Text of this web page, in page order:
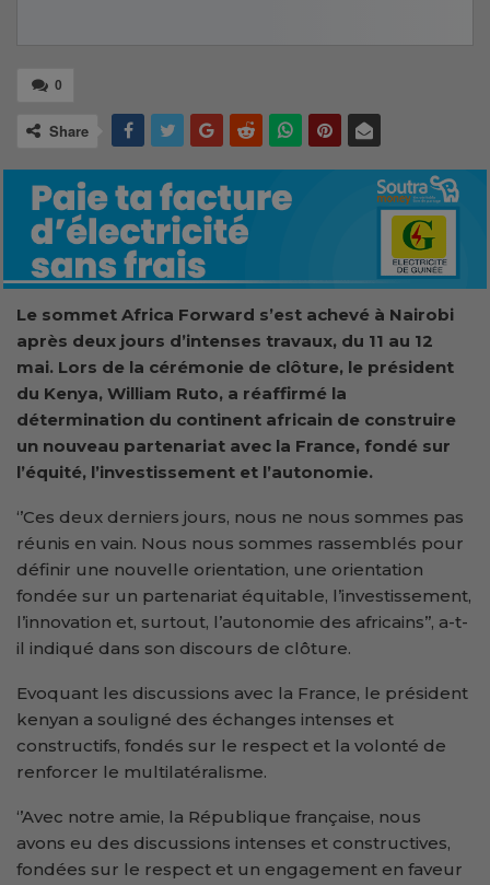
0
Share
Le sommet Africa Forward s’est achevé à Nairobi
après deux jours d’intenses travaux, du 11 au 12
mai. Lors de la cérémonie de clôture, le président
du Kenya, William Ruto, a réaffirmé la
détermination du continent africain de construire
un nouveau partenariat avec la France, fondé sur
l’équité, l’investissement et l’autonomie.
‘’Ces deux derniers jours, nous ne nous sommes pas
réunis en vain. Nous nous sommes rassemblés pour
définir une nouvelle orientation, une orientation
fondée sur un partenariat équitable, l’investissement,
l’innovation et, surtout, l’autonomie des africains’’, a-t-
il indiqué dans son discours de clôture.
Evoquant les discussions avec la France, le président
kenyan a souligné des échanges intenses et
constructifs, fondés sur le respect et la volonté de
renforcer le multilatéralisme.
‘’Avec notre amie, la République française, nous
avons eu des discussions intenses et constructives,
fondées sur le respect et un engagement en faveur